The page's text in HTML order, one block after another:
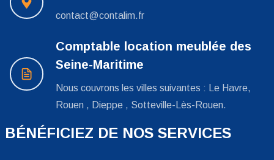
contact@contalim.fr
Comptable location meublée des
Seine-Maritime
Nous couvrons les villes suivantes : Le Havre,
Rouen , Dieppe , Sotteville-Lès-Rouen.
BÉNÉFICIEZ DE NOS SERVICES